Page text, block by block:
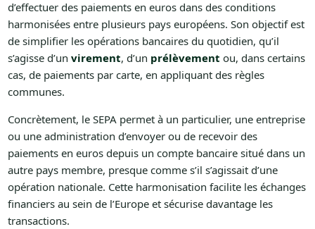
d’effectuer des paiements en euros dans des conditions
harmonisées entre plusieurs pays européens. Son objectif est
de simplifier les opérations bancaires du quotidien, qu’il
s’agisse d’un virement, d’un prélèvement ou, dans certains
cas, de paiements par carte, en appliquant des règles
communes.
Concrètement, le SEPA permet à un particulier, une entreprise
ou une administration d’envoyer ou de recevoir des
paiements en euros depuis un compte bancaire situé dans un
autre pays membre, presque comme s’il s’agissait d’une
opération nationale. Cette harmonisation facilite les échanges
financiers au sein de l’Europe et sécurise davantage les
transactions.